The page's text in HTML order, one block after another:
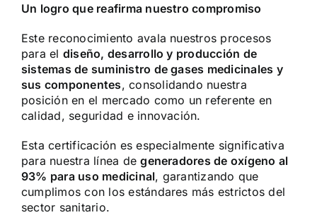
Un logro que reafirma nuestro compromiso
Este reconocimiento avala nuestros procesos
para el diseño, desarrollo y producción de
sistemas de suministro de gases medicinales y
sus componentes, consolidando nuestra
posición en el mercado como un referente en
calidad, seguridad e innovación.
Esta certificación es especialmente significativa
para nuestra línea degeneradores de oxígeno al
93% para uso medicinal, garantizando que
cumplimos con los estándares más estrictos del
sector sanitario.